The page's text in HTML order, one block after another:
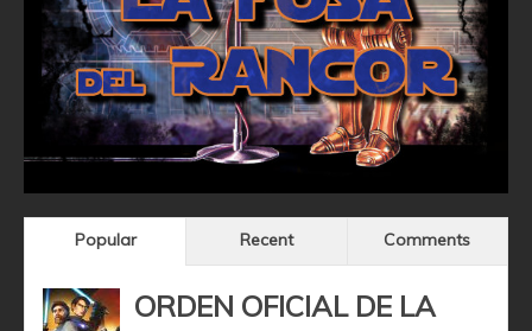
Popular Recent Comments
ORDEN OFICIAL DE LA